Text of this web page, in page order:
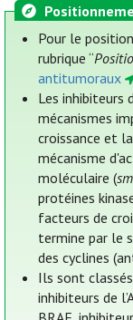
Pour le
rubrique “
antitumoraux
Les inhibiteurs
mécanismes
croissance et
mécanisme
moléculaire (
protéines
facteurs de
termine par le
des cyclines
Ils sont
inhibiteurs de